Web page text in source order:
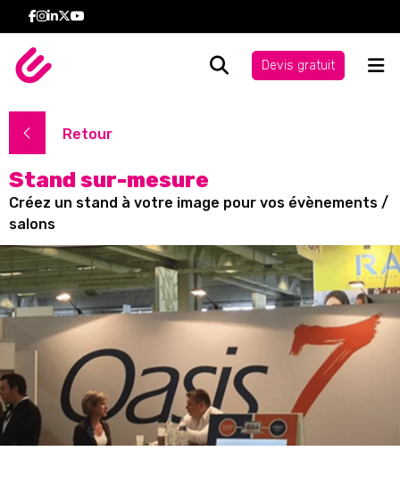
Devis gratuit
Retour
Stand sur-mesure
Créez un stand à votre image pour vos évènements /
salons